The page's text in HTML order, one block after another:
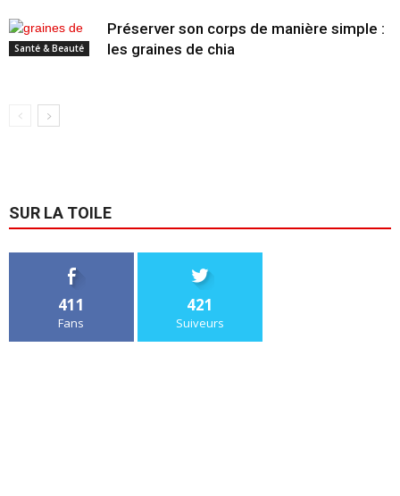
Santé & Beauté
Préserver son corps de manière simple :
les graines de chia
SUR LA TOILE
411
Fans
421
Suiveurs